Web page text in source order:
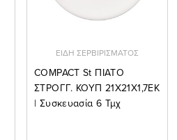
ΕΙΔΗ ΣΕΡΒΙΡΙΣΜΑΤΟΣ
COMPACT St ΠΙΑΤΟ
ΣΤΡΟΓΓ. ΚΟΥΠ 21X21X1,7EK
| Συσκευασία 6 Τμχ